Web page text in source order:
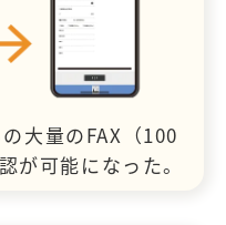
大量のFAX（100
が可能になった。